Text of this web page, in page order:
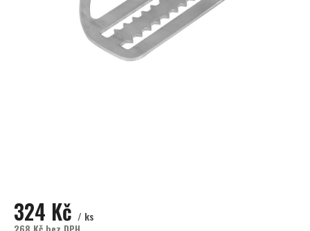
324 Kč / ks